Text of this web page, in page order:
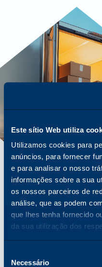
Este sítio Web utiliza
Utilizamos cookies para
anúncios, para fornecer
e para analisar o nosso
informações sobre a sua
os nossos parceiros de
análise, que as podem
que lhes tenha fornecido
da sua utilização dos
Necessário
LOGÍSTICA FLEXÍVEL
Programa
Este programa é ideal
ou clientes com
contentores completos.